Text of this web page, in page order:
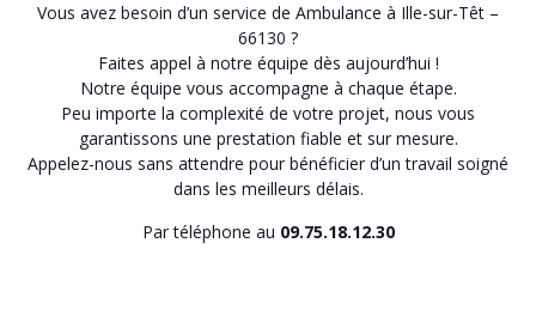
Vous avez besoin d’un service de Ambulance à Ille-sur-Têt –
66130 ?
Faites appel à notre équipe dès aujourd’hui !
Notre équipe vous accompagne à chaque étape.
Peu importe la complexité de votre projet, nous vous
garantissons une prestation fiable et sur mesure.
Appelez-nous sans attendre pour bénéficier d’un travail soigné
dans les meilleurs délais.
Par téléphone au 09.75.18.12.30